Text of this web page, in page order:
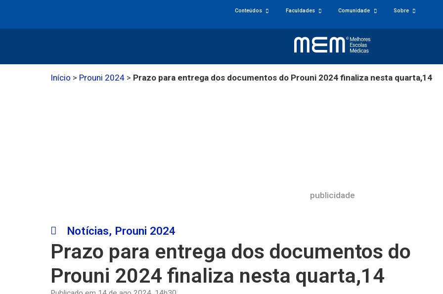
Conteúdos Faculdades Comunidade Sobre
Início > Prouni 2024 > Prazo para entrega dos documentos do Prouni 2024 finaliza nesta quarta,14
publicidade
Notícias, Prouni 2024
Prazo para entrega dos documentos do
Prouni 2024 finaliza nesta quarta,14